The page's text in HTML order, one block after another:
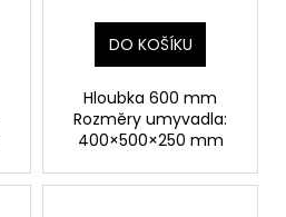
DO KOŠÍKU
Hloubka 600 mm
Rozměry umyvadla:
400×500×250 mm